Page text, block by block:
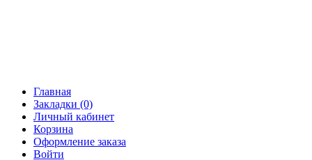
Главная
Закладки (0)
Личный кабинет
Корзина
Оформление заказа
Войти